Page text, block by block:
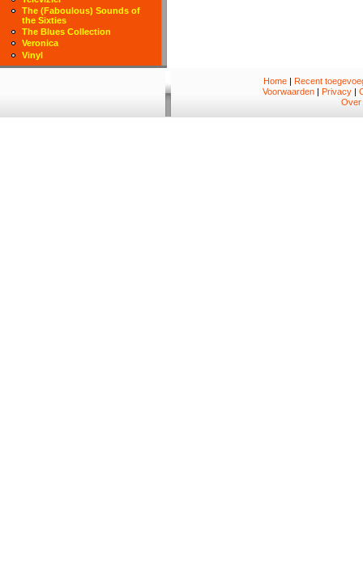
The (Faboulous) Sounds of
the Sixties
The Blues Collection
Veronica
Vinyl
Home|
Recent
Voorwaarden
Privacy
Over